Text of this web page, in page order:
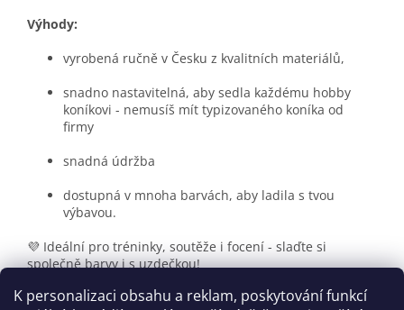
K personalizaci obsahu a reklam, poskytování funkcí
Výhody:
vyrobená ručně v Česku z kvalitních materiálů,
snadno nastavitelná, aby sedla každému hobby
koníkovi - nemusíš mít typizovaného koníka od
firmy
snadná údržba
dostupná v mnoha barvách, aby ladila s tvou
výbavou.
💜 Ideální pro tréninky, soutěže i focení - slaďte si
společně barvy i s uzdečkou!